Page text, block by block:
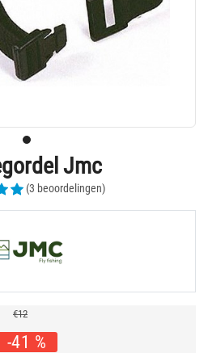
Jmc
(3 beoordelingen)
€12
-41 %